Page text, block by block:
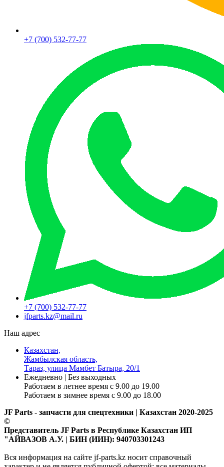
+7 (700) 532-77-77
+7 (700) 532-77-77
jfparts.kz@mail.ru
Наш адрес
Казахстан,
Жамбылская область,
Тараз, улица Мамбет Батыра, 20/1
Ежедневно | Без выходных
Работаем в летнее время с 9.00 до 19.00
Работаем в зимнее время с 9.00 до 18.00
JF Parts - запчасти для спецтехники | Казахстан 2020-2025
©
Представитель JF Parts в Республике Казахстан ИП
"АЙВАЗОВ А.У. | БИН (ИИН): 940703301243
Вся информация на сайте jf-parts.kz носит справочный